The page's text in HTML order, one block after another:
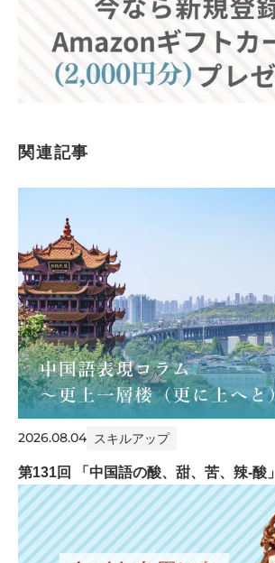
関連記事
2026.08.04 スキルアップ
第131回 「中国語の酸、甜、苦、辣-酸」